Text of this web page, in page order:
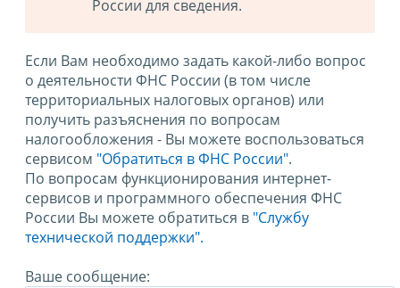
России для сведения.
Если Вам необходимо задать какой-либо вопрос
о деятельности ФНС России (в том числе
территориальных налоговых органов) или
получить разъяснения по вопросам
налогообложения - Вы можете воспользоваться
сервисом "Обратиться в ФНС России".
По вопросам функционирования интернет-
сервисов и программного обеспечения ФНС
России Вы можете обратиться в "Службу
технической поддержки".
Ваше сообщение: